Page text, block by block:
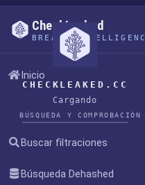
CHECKLEAKED.CC
Cargando
CheckLeaked
BREACH
Inicio
BÚSQUEDA Y COMPROBACIÓN
Buscar filtraciones
Búsqueda Dehashed